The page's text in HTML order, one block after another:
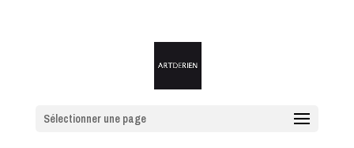
Sélectionner une page